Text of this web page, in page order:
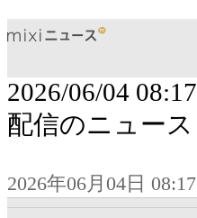
2026/06/04 08:17
配信のニュース
2026年06月04日 08:17